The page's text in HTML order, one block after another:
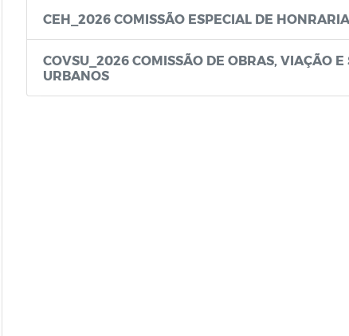
CEH_2026 COMISSÃO ESPECIAL DE
COVSU_2026 COMISSÃO DE OBRAS, VIAÇÃO E
URBANOS